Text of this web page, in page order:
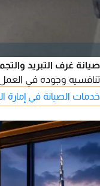
صيانة غرف التبريد
تنافسيه وجوده في
خدمات الصيانة في إمارة